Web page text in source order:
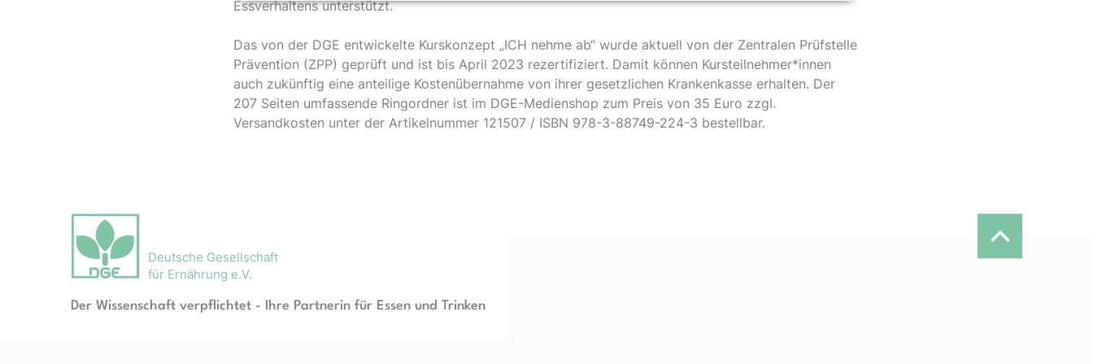
Essverhaltens unterstützt.
Das von der DGE entwickelte Kurskonzept „ICH nehme ab“ wurde aktuell von der Zentralen Prüfstelle
Prävention (ZPP) geprüft und ist bis April 2023 rezertifiziert. Damit können Kursteilnehmer*innen
auch zukünftig eine anteilige Kostenübernahme von ihrer gesetzlichen Krankenkasse erhalten. Der
207 Seiten umfassende Ringordner ist im DGE-Medienshop zum Preis von 35 Euro zzgl.
Versandkosten unter der Artikelnummer 121507 / ISBN 978-3-88749-224-3 bestellbar.
Deutsche Gesellschaft
für Ernährung e.V.
Der Wissenschaft verpflichtet - Ihre Partnerin für Essen und Trinken